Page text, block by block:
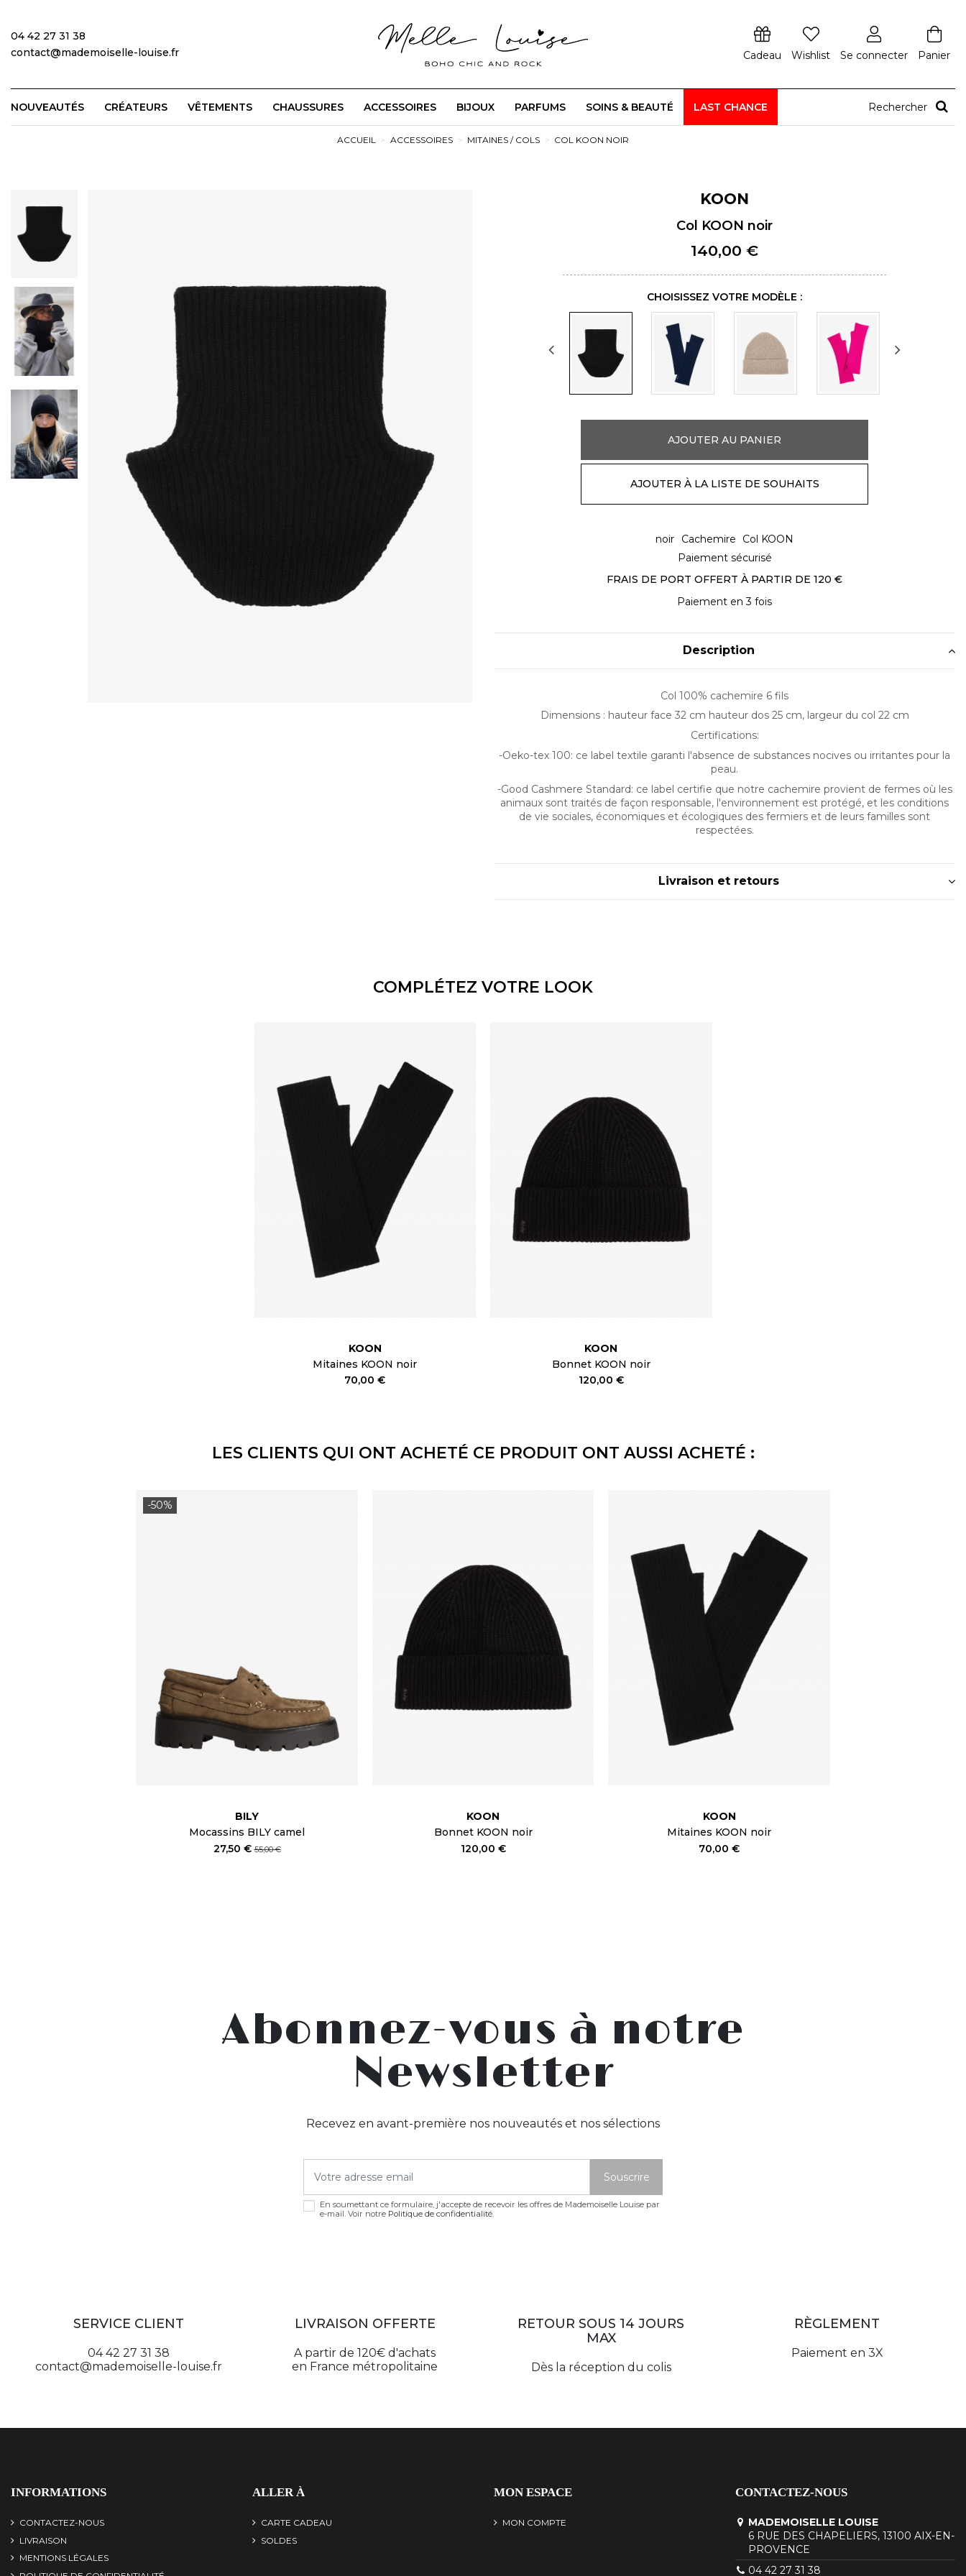
04 42 27 31 38
contact@mademoiselle-louise.fr
Cadeau Wishlist Se connecter Panier
NOUVEAUTÉS CRÉATEURS VÊTEMENTS CHAUSSURES ACCESSOIRES BIJOUX PARFUMS SOINS & BEAUTÉ LAST CHANCE Rechercher
ACCUEIL ACCESSOIRES MITAINES / COLS COL KOON NOIR
KOON
Col KOON noir
140,00 €
CHOISISSEZ VOTRE MODÈLE :
AJOUTER AU PANIER
AJOUTER À LA LISTE DE SOUHAITS
noir Cachemire
Col KOON
Paiement sécurisé
FRAIS DE PORT OFFERT À PARTIR DE 120 €
Paiement en 3 fois
Description
Col 100% cachemire 6 fils
Dimensions : hauteur face 32 cm hauteur dos 25 cm, largeur du col 22 cm
Certifications:
-Oeko-tex 100: ce label textile garanti l'absence de substances nocives ou irritantes pour la
peau.
-Good Cashmere Standard: ce label certifie que notre cachemire provient de fermes où les
animaux sont traités de façon responsable, l'environnement est protégé, et les conditions
de vie sociales, économiques et écologiques des fermiers et de leurs familles sont
respectées.
Livraison et retours
COMPLÉTEZ VOTRE LOOK
KOON
Mitaines KOON noir
70,00 €
KOON
Bonnet KOON noir
120,00 €
LES CLIENTS QUI ONT ACHETÉ CE PRODUIT ONT AUSSI ACHETÉ :
-50%
BILY
Mocassins BILY camel
27,50 €55,00 €
KOON
Bonnet KOON noir
120,00 €
KOON
Mitaines KOON noir
70,00 €
Abonnez-vous à notre
Newsletter
Recevez en avant-première nos nouveautés et nos sélections
En soumettant ce formulaire, j'accepte de recevoir les offres de Mademoiselle Louise par
e-mail. Voir notre Politique de confidentialité.
SERVICE CLIENT
04 42 27 31 38
contact@mademoiselle-louise.fr
LIVRAISON OFFERTE
A partir de 120€ d'achats
en France métropolitaine
RETOUR SOUS 14 JOURS
MAX
Dès la réception du colis
RÈGLEMENT
Paiement en 3X
INFORMATIONS
CONTACTEZ-NOUS
LIVRAISON
MENTIONS LÉGALES
ALLER À
CARTE CADEAU
SOLDES
MON ESPACE
MON COMPTE
CONTACTEZ-NOUS
MADEMOISELLE LOUISE
6 RUE DES CHAPELIERS, 13100 AIX-EN-
PROVENCE
04 42 27 31 38